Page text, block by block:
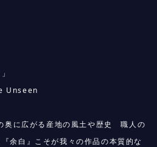
Unseen
に広がる産地の風土や歴史 職人の
余白』こそが我々の作品の本質的な